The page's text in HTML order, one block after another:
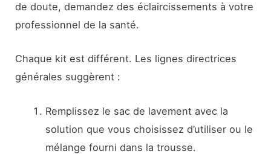
de doute, demandez des éclaircissements à votre
professionnel de la santé.
Chaque kit est différent. Les lignes directrices
générales suggèrent :
Remplissez le sac de lavement avec la
solution que vous choisissez d’utiliser ou le
mélange fourni dans la trousse.